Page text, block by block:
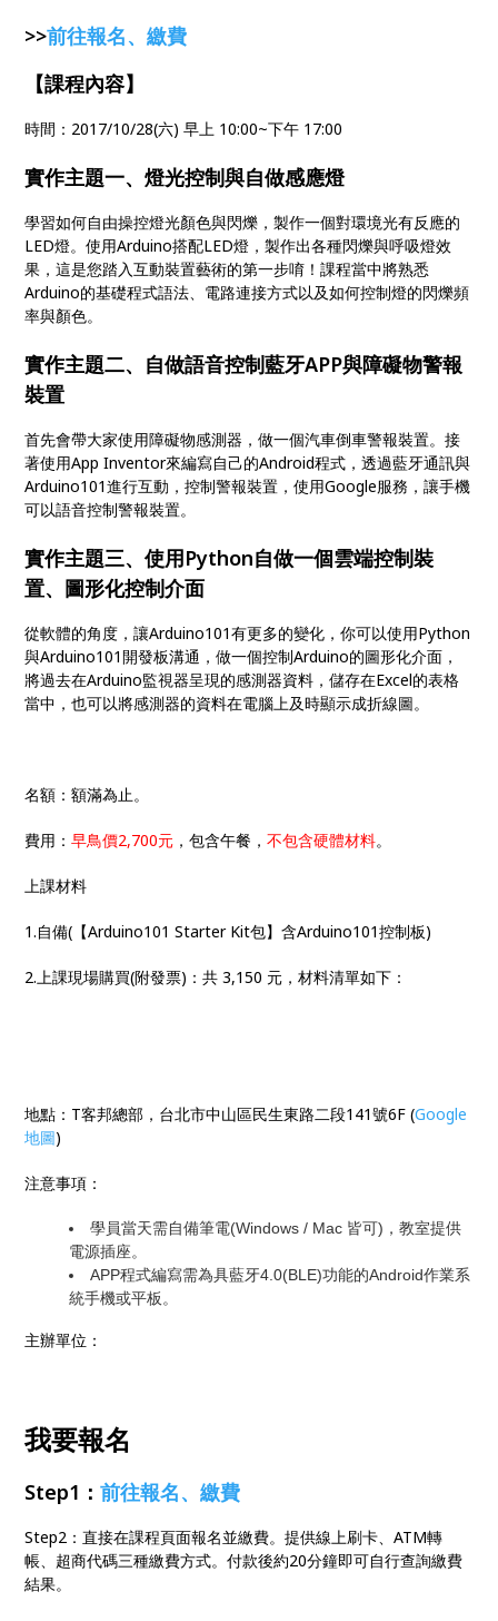
>>前往報名、繳費
【課程內容】
時間：2017/10/28(六) 早上 10:00~下午 17:00
實作主題一、燈光控制與自做感應燈
學習如何自由操控燈光顏色與閃爍，製作一個對環境光有反應的
LED燈。使用Arduino搭配LED燈，製作出各種閃爍與呼吸燈效
果，這是您踏入互動裝置藝術的第一步唷！課程當中將熟悉
Arduino的基礎程式語法、電路連接方式以及如何控制燈的閃爍頻
率與顏色。
實作主題二、自做語音控制藍牙APP與障礙物警報
裝置
首先會帶大家使用障礙物感測器，做一個汽車倒車警報裝置。接
著使用App Inventor來編寫自己的Android程式，透過藍牙通訊與
Arduino101進行互動，控制警報裝置，使用Google服務，讓手機
可以語音控制警報裝置。
實作主題三、使用Python自做一個雲端控制裝
置、圖形化控制介面
從軟體的角度，讓Arduino101有更多的變化，你可以使用Python
與Arduino101開發板溝通，做一個控制Arduino的圖形化介面，
將過去在Arduino監視器呈現的感測器資料，儲存在Excel的表格
當中，也可以將感測器的資料在電腦上及時顯示成折線圖。
名額：額滿為止。
費用：早鳥價2,700元 ，包含午餐，不包含硬體材料。
上課材料
1.自備(【Arduino101 Starter Kit包】含Arduino101控制板)
2.上課現場購買(附發票)：共 3,150 元，材料清單如下：
地點：T客邦總部，台北市中山區民生東路二段141號6F (Google
地圖)
注意事項：
學員當天需自備筆電(Windows / Mac 皆可)，教室提供
電源插座。
APP程式編寫需為具藍牙4.0(BLE)功能的Android作業系
統手機或平板。
主辦單位：
我要報名
Step1：前往報名、繳費
Step2：直接在課程頁面報名並繳費。提供線上刷卡、ATM轉
帳、超商代碼三種繳費方式。付款後約20分鐘即可自行查詢繳費
結果。